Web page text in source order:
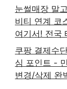
눈썰매장 말
비티 연계 코
여기서! 전국
쿠팡 결제수
심 포인트 -
변경/삭제 완